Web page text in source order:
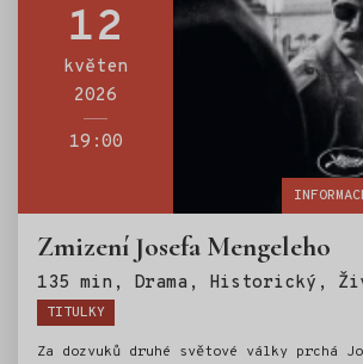
12
květen
2026
19:00
Zmizení Josefa Mengeleho
135 min, Drama, Historický,
TITULKY
Za dozvuků druhé světové války prchá